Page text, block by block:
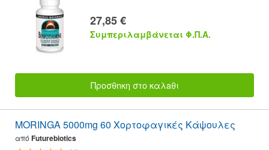
27,85 €
Συμπεριλαμβάνεται Φ.Π.Α.
Προσθnκη στο καλaθι
MORINGA 5000mg 60 Χορτοφαγικές Κάψουλες
από Futurebiotics